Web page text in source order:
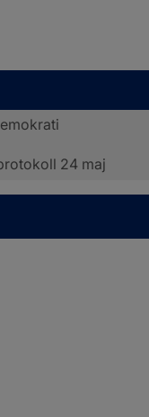
24 maj